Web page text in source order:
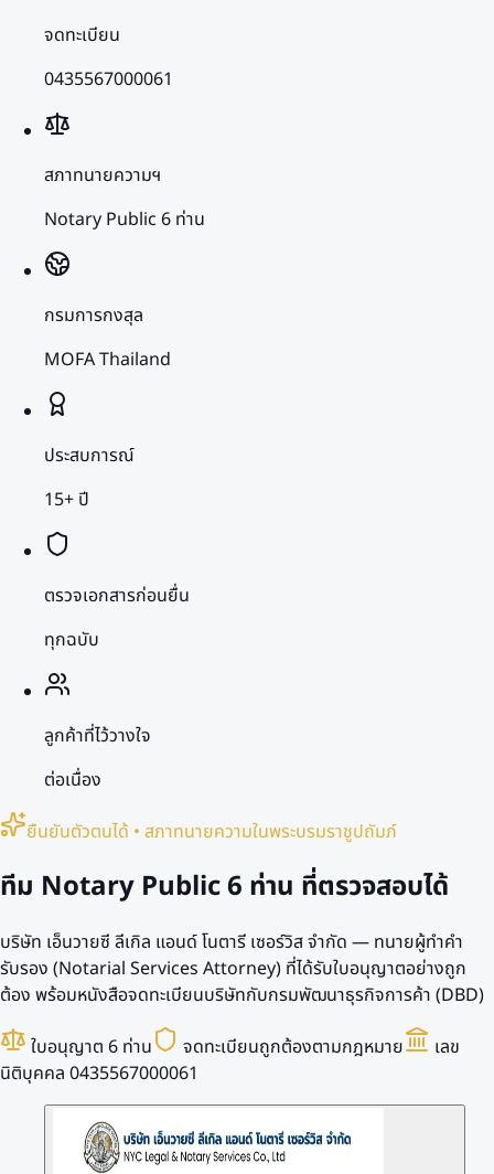
จดทะเบียน
0435567000061
สภาทนายความฯ
Notary Public 6 ท่าน
กรมการกงสุล
MOFA Thailand
ประสบการณ์
15+ ปี
ตรวจเอกสารก่อนยื่น
ทุกฉบับ
ลูกค้าที่ไว้วางใจ
ต่อเนื่อง
ยืนยันตัวตนได้ • สภาทนายความในพระบรมราชูปถัมภ์
ทีม Notary Public6 ท่าน ที่ตรวจสอบได้
บริษัท เอ็นวายซี ลีเกิล แอนด์ โนตารี เซอร์วิส จำกัด — ทนายผู้ทำคำ
รับรอง (Notarial Services Attorney) ที่ได้รับใบอนุญาตอย่างถูก
ต้อง พร้อมหนังสือจดทะเบียนบริษัทกับกรมพัฒนาธุรกิจการค้า (DBD)
ใบอนุญาต 6 ท่าน
จดทะเบียนถูกต้องตามกฎหมาย
เลข
นิติบุคคล 0435567000061